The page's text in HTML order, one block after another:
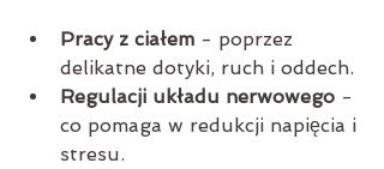
Pracy z ciałem - poprzez
delikatne dotyki, ruch i oddech.
Regulacji układu nerwowego -
co pomaga w redukcji napięcia i
stresu.